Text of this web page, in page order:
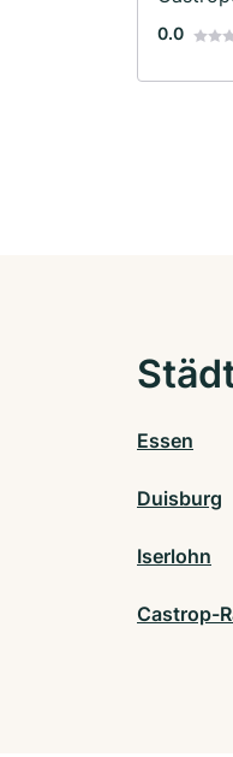
0.0
Essen
Duisburg
Iserlohn
Castrop-